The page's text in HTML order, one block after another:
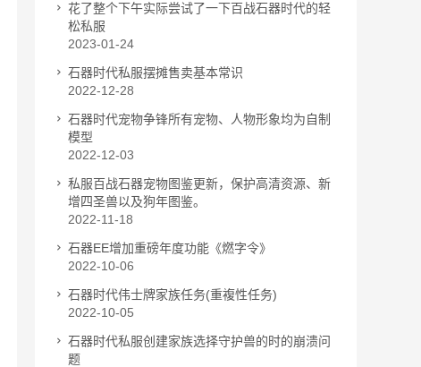
花了整个下午实际尝试了一下百战石器时代的轻
松私服
2023-01-24
石器时代私服摆摊售卖基本常识
2022-12-28
石器时代宠物争锋所有宠物、人物形象均为自制
模型
2022-12-03
私服百战石器宠物图鉴更新，保护高清资源、新
增四圣兽以及狗年图鉴。
2022-11-18
石器EE增加重磅年度功能《燃字令》
2022-10-06
石器时代伟士牌家族任务(重複性任务)
2022-10-05
石器时代私服创建家族选择守护兽的时的崩溃问
题